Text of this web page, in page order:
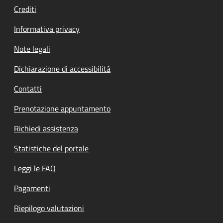
Crediti
Informativa privacy
Note legali
Dichiarazione di accessibilità
Contatti
Prenotazione appuntamento
Richiedi assistenza
Statistiche del portale
Leggi le FAQ
Pagamenti
Riepilogo valutazioni